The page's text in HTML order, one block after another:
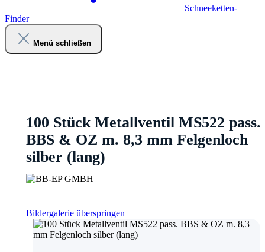
Schneeketten-
Finder
Menü schließen
100 Stück Metallventil MS522 pass.
BBS & OZ m. 8,3 mm Felgenloch
silber (lang)
Bildergalerie überspringen